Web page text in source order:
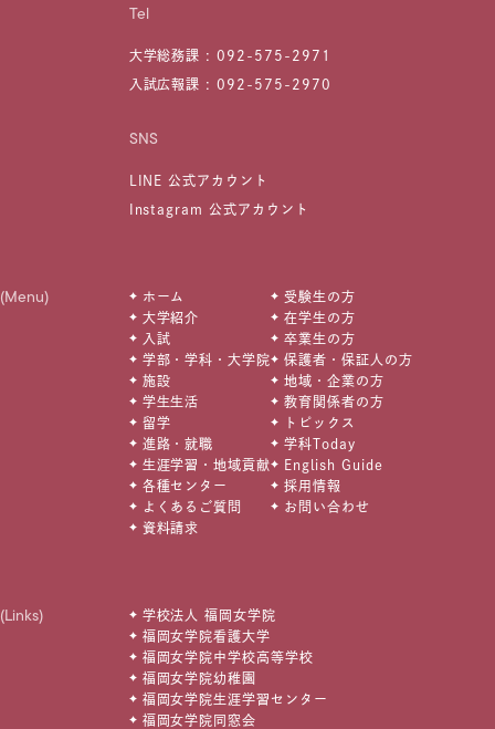
Tel
大学総務課 :092-575-2971
入試広報課 :092-575-2970
SNS
LINE 公式アカウント
Instagram 公式アカウント
(Menu)
ホーム
大学紹介
入試
学部・学科・大学院
施設
学生生活
留学
進路・就職
生涯学習・地域貢献
各種センター
よくあるご質問
資料請求
受験生の方
在学生の方
卒業生の方
保護者・保証人の方
地域・企業の方
教育関係者の方
トピックス
学科Today
English Guide
採用情報
お問い合わせ
(Links)
学校法人 福岡女学院
福岡女学院看護大学
福岡女学院中学校高等学校
福岡女学院幼稚園
福岡女学院生涯学習センター
福岡女学院同窓会